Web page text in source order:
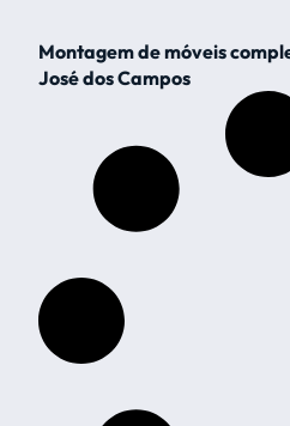
Montagem de móveis
José dos Campos